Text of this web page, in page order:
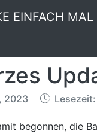
EINFACH MAL
2023
begonnen, die